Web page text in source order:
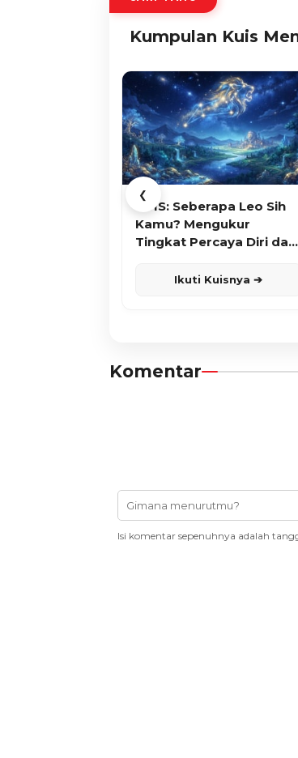
Kumpulan Kuis
❮
KUIS: Seberapa Leo Sih
Kamu? Mengukur
Tingkat Percaya Diri dan
Ikuti Kuisnya ➔
Komentar
Isi komentar sepenuhnya adalah